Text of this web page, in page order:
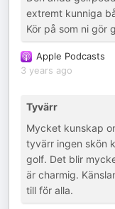
extremt kunniga
Kör på som ni gör
Apple Podcasts
3 years ago
Tyvärr
Mycket kunskap
tyvärr ingen skön
golf. Det blir
är charmig.
till för alla.